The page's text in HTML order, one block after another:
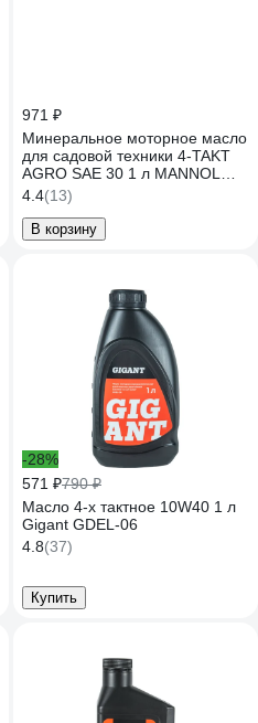
971 ₽
Минеральное моторное масло
для садовой техники 4-TAKT
AGRO SAE 30 1 л MANNOL
1440
4.4(13)
В корзину
-28%
571 ₽790 ₽
Масло 4-х тактное 10W40 1 л
Gigant GDEL-06
4.8(37)
Купить